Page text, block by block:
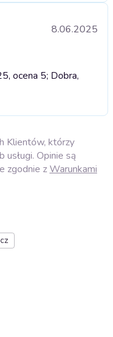
8.06.2025
ocena 5; Dobra,
Klientów, którzy
usługi. Opinie są
zgodnie zWarunkami